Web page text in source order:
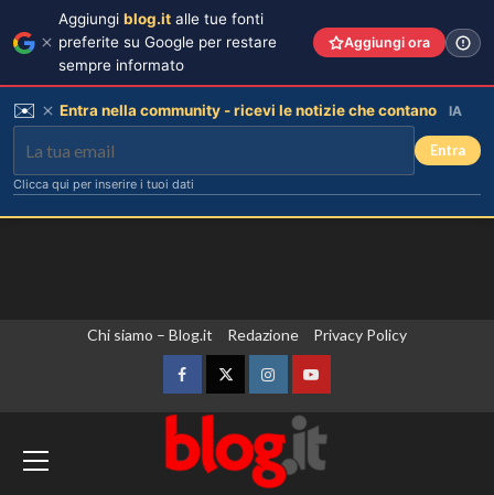
Chi siamo – Blog.it Redazione Privacy Policy
FacebookTwitterInstagramYouTube
Aggiungi blog.it alle tue fonti
preferite su Google per restare
sempre informato
Aggiungi ora
✉️ Entra nella community - ricevi le notizie che contano IA
Entra
Clicca qui per inserire i tuoi dati